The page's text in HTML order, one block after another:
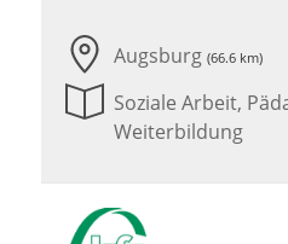
Augsburg (66.6 km)
Soziale Arbeit,
Weiterbildung